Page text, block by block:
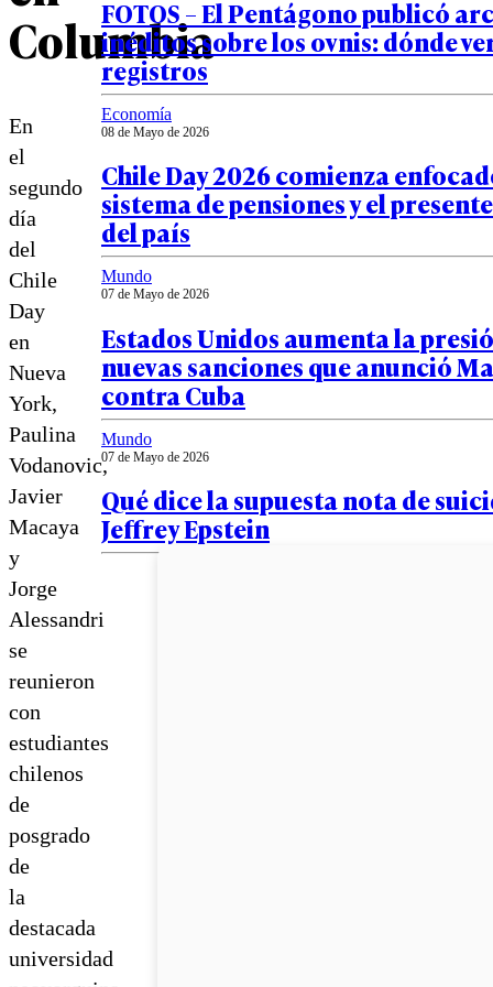
Columbia
En
el
segundo
día
del
Chile
Day
en
Nueva
York,
Paulina
Vodanovic,
Javier
Macaya
y
Jorge
Alessandri
se
reunieron
con
estudiantes
chilenos
de
posgrado
de
la
destacada
universidad
FOTOS – El Pentágono publicó
inéditos sobre los ovnis: dónde
registros
Economía
08 de Mayo de 2026
Chile Day 2026 comienza
sistema de pensiones y el
del país
Mundo
07 de Mayo de 2026
Estados Unidos aumenta la
nuevas sanciones que anunció
contra Cuba
Mundo
07 de Mayo de 2026
Qué dice la supuesta nota de
Jeffrey Epstein